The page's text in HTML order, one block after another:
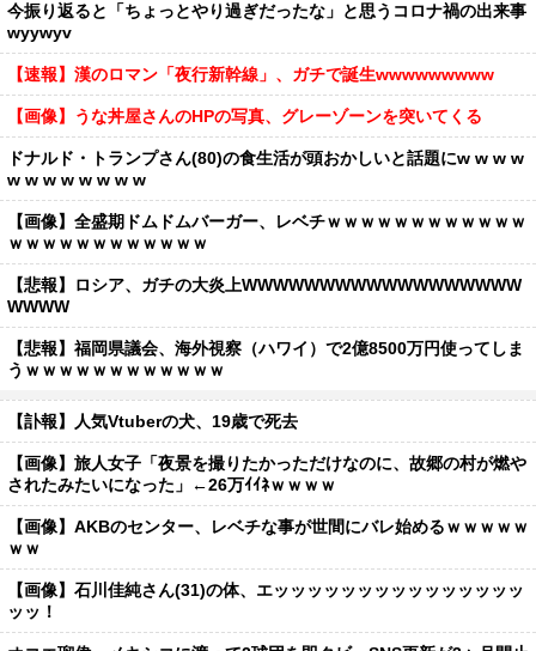
今振り返ると「ちょっとやり過ぎだったな」と思うコロナ禍の出来事
wyywyv
【速報】漢のロマン「夜行新幹線」、ガチで誕生wwwwwwwww
【画像】うな丼屋さんのHPの写真、グレーゾーンを突いてくる
ドナルド・トランプさん(80)の食生活が頭おかしいと話題にw w w w
w w w w w w w w
【画像】全盛期ドムドムバーガー、レベチｗｗｗｗｗｗｗｗｗｗｗｗ
ｗｗｗｗｗｗｗｗｗｗｗｗ
【悲報】ロシア、ガチの大炎上WWWWWWWWWWWWWWWWWW
WWWW
【悲報】福岡県議会、海外視察（ハワイ）で2億8500万円使ってしま
うｗｗｗｗｗｗｗｗｗｗｗｗ
【訃報】人気Vtuberの犬、19歳で死去
【画像】旅人女子「夜景を撮りたかっただけなのに、故郷の村が燃や
されたみたいになった」←26万ｲｲﾈｗｗｗｗ
【画像】AKBのセンター、レベチな事が世間にバレ始めるｗｗｗｗｗ
ｗｗ
【画像】石川佳純さん(31)の体、エッッッッッッッッッッッッッッッ
ッッ！